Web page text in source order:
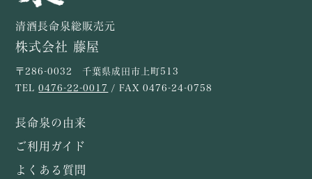
清酒長命泉総販売元
株式会社 藤屋
〒286-0032 千葉県成田市上町513
TEL0476-22-0017 / FAX 0476-24-0758
長命泉の由来
ご利用ガイド
よくある質問